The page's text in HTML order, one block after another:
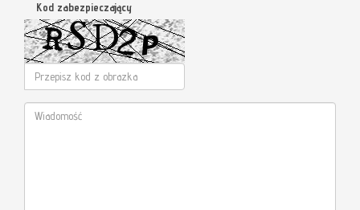
Kod zabezpieczający